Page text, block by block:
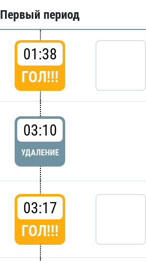
Первый период
01:38
ГОЛ!!!
03:10
УДАЛЕНИЕ
03:17
ГОЛ!!!